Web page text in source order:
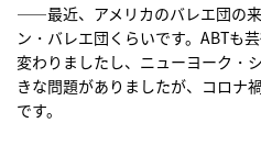
――最近、アメリカのバレエ団の
ン・バレエ団くらいです。ABTも
変わりましたし、ニューヨーク・
きな問題がありましたが、コロナ
です。